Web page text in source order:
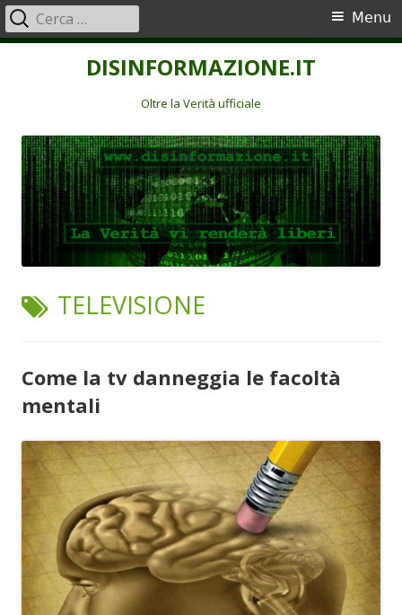
DISINFORMAZIONE.IT
Oltre la Verità ufficiale
Menu
principale
Menu
Ricerca
per:
TAG:
TELEVISIONE
Come la tv danneggia le facoltà
mentali